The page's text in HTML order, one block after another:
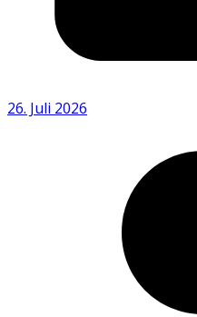
26. Juli 2026